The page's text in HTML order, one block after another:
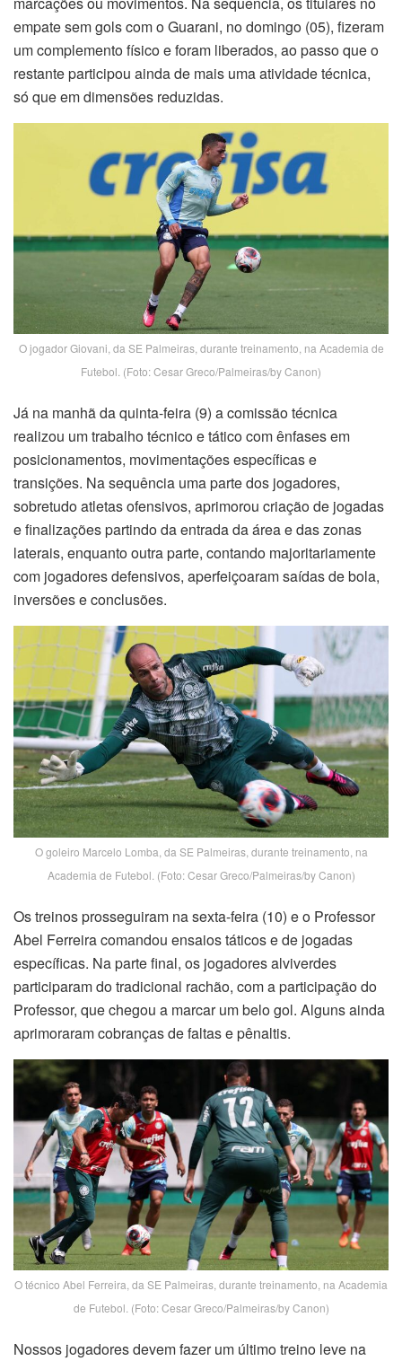
empate sem gols com o Guarani, no domingo (05), fizeram
um complemento físico e foram liberados, ao passo que o
restante participou ainda de mais uma atividade técnica,
só que em dimensões reduzidas.
O jogador Giovani, da SE Palmeiras, durante treinamento, na Academia de
Futebol. (Foto: Cesar Greco/Palmeiras/by Canon)
Já na manhã da quinta-feira (9) a comissão técnica
realizou um trabalho técnico e tático com ênfases em
posicionamentos, movimentações específicas e
transições. Na sequência uma parte dos jogadores,
sobretudo atletas ofensivos, aprimorou criação de jogadas
e finalizações partindo da entrada da área e das zonas
laterais, enquanto outra parte, contando majoritariamente
com jogadores defensivos, aperfeiçoaram saídas de bola,
inversões e conclusões.
O goleiro Marcelo Lomba, da SE Palmeiras, durante treinamento, na
Academia de Futebol. (Foto: Cesar Greco/Palmeiras/by Canon)
Os treinos prosseguiram na sexta-feira (10) e o Professor
Abel Ferreira comandou ensaios táticos e de jogadas
específicas. Na parte final, os jogadores alviverdes
participaram do tradicional rachão, com a participação do
Professor, que chegou a marcar um belo gol. Alguns ainda
aprimoraram cobranças de faltas e pênaltis.
O técnico Abel Ferreira, da SE Palmeiras, durante treinamento, na Academia
de Futebol. (Foto: Cesar Greco/Palmeiras/by Canon)
Nossos jogadores devem fazer um último treino leve na